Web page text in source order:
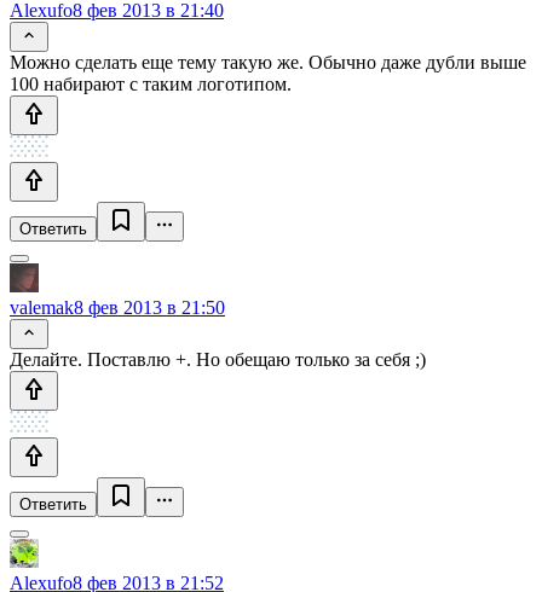
Alexufo8 фев 2013 в 21:40
Можно сделать еще тему такую же. Обычно даже дубли выше
100 набирают с таким логотипом.
Ответить
valemak8 фев 2013 в 21:50
Делайте. Поставлю +. Но обещаю только за себя ;)
Ответить
Alexufo8 фев 2013 в 21:52